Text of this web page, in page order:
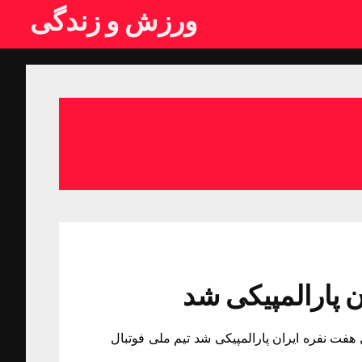
ورزش و زندگی
پارالمپیکی شد
نفره ایران پارالمپیکی شد تیم ملی فوتبال